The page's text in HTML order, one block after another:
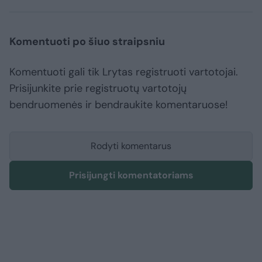
Komentuoti po šiuo straipsniu
Komentuoti gali tik Lrytas registruoti vartotojai.
Prisijunkite prie registruotų vartotojų
bendruomenės ir bendraukite komentaruose!
Rodyti komentarus
Prisijungti komentatoriams